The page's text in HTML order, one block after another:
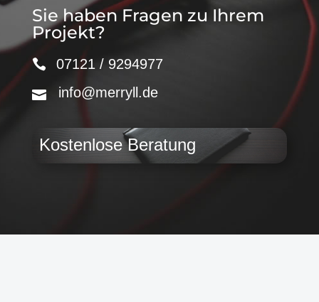
Sie haben Fragen zu Ihrem
Projekt?
07121 / 9294977
info@merryll.de
Kostenlose Beratung